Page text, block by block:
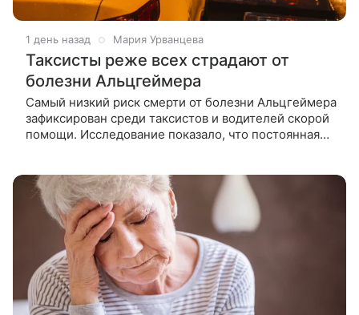
1 день назад Мария Урванцева
Таксисты реже всех страдают от
болезни Альцгеймера
Самый низкий риск смерти от болезни Альцгеймера
зафиксирован среди таксистов и водителей скорой
помощи. Исследование показало, что постоянная